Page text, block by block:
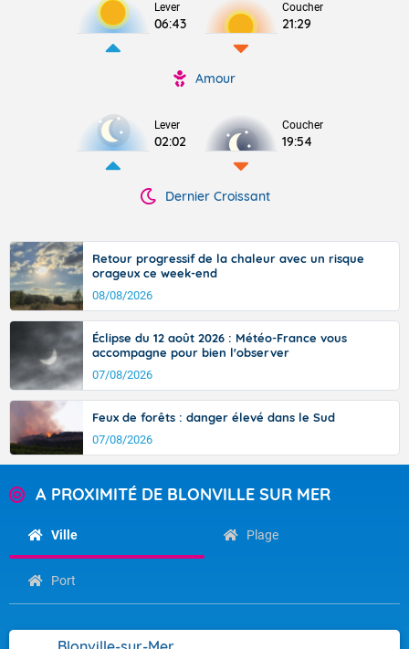
Lever
06:43
Coucher
21:29
Amour
Lever
02:02
Coucher
19:54
Dernier Croissant
Retour progressif de la chaleur avec un risque
orageux ce week-end
08/08/2026
Éclipse du 12 août 2026 : Météo-France vous
accompagne pour bien l'observer
07/08/2026
Feux de forêts : danger élevé dans le Sud
07/08/2026
A PROXIMITÉ DE BLONVILLE SUR MER
Ville Plage
Port